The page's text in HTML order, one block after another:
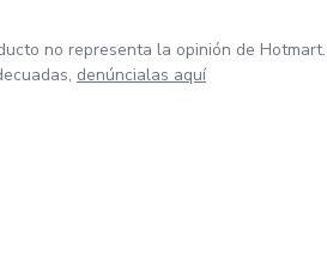
no representa la opinión de Hotmart.
denúncialas aquí